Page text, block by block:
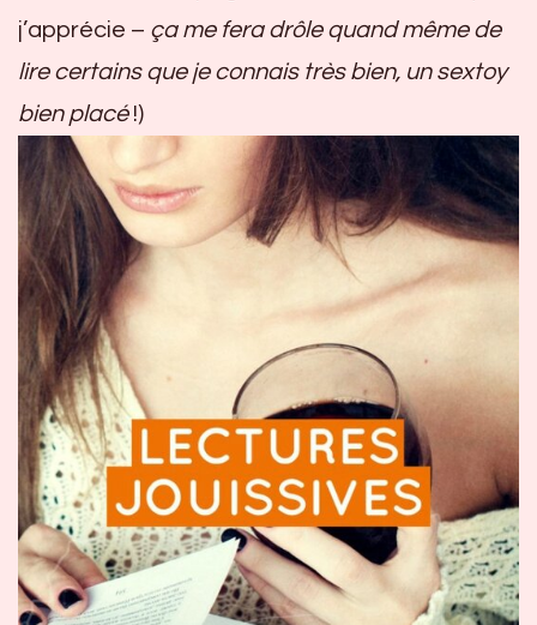
j’apprécie – ça me fera drôle quand même de
lire certains que je connais très bien, un sextoy
bien placé!)